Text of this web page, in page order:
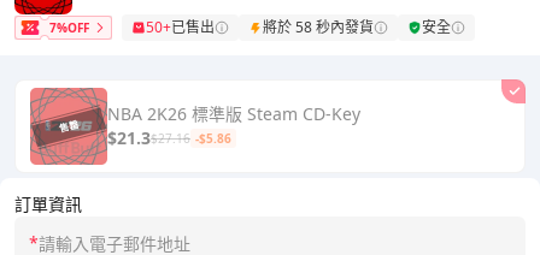
訂單資訊
*
7%OFF 50+已售出 將於 58 秒內發貨 安全
NBA 2K26 標準版 Steam CD-Key
$21.3$27.16 -$5.86